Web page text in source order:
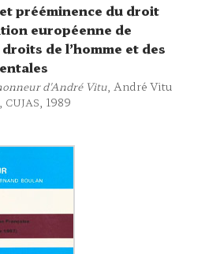
prééminence du droit
européenne de
de l’homme et des
d'André Vitu, André Vitu
CUJAS, 1989